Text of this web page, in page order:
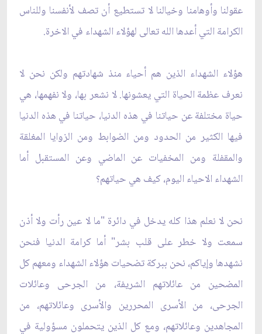
عقولنا وأوهامنا وخيالنا لا تستطيع أن ‏تصف لأنفسنا وللناس
الكرامة التي أعدها الله تعالى لهؤلاء الشهداء في الاخرة. ‏
هؤلاء الشهداء الذين هم أحياء منذ شهادتهم ولكن نحن لا
نعرف عظمة الحياة التي يعشونها. لا نشعر ‏بها، ولا نفهمها، هي
حياة مختلفة عن حياتنا في هذه الدنيا، حياتنا في هذه الدنيا
فيها الكثير من الحدود ‏ومن الضوابط ومن الزوايا المغلقة
والمقفلة ومن المخفيات عن الماضي وعن المستقبل أما
الشهداء ‏الاحياء اليوم، كيف هي حياتهم؟ ‏
نحن لا نعلم هذا كله يدخل في دائرة "ما لا عين رأت ولا أذن
سمعت ولا خطر على قلب بشر" أما كرامة الدنيا ‏فنحن
نشهدها وإياكم، نحن ببركة تضحيات هؤلاء الشهداء ومعهم كل
المضحين من عائلاتهم الشريفة، من ‏الجرحى وعائلات
الجرحى، من الأسرى المحررين والأسرى وعائلاتهم، من
المجاهدين وعائلاتهم، ومع كل الذين ‏يتحملون مسؤولية في